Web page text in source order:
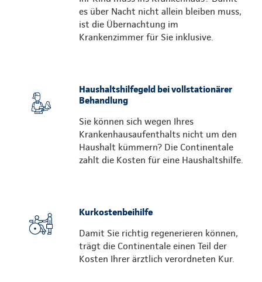
es über Nacht nicht allein bleiben muss,
ist die Übernachtung im
Krankenzimmer für Sie inklusive.
Haushaltshilfegeld bei vollstationärer
Behandlung
Sie können sich wegen Ihres
Krankenhausaufenthalts nicht um den
Haushalt kümmern? Die Continentale
zahlt die Kosten für eine Haushaltshilfe.
Kurkostenbeihilfe
Damit Sie richtig regenerieren können,
trägt die Continentale einen Teil der
Kosten Ihrer ärztlich verordneten Kur.